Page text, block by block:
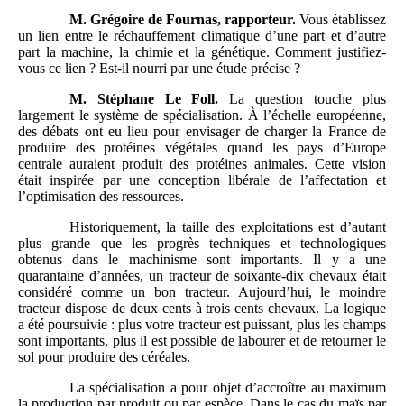
M. Grégoire de Fournas, rapporteur.Vous établissez
un lien entre le réchauffement climatique d’une part et d’autre
part la machine, la chimie et la génétique. Comment justifiez-
vous ce lien ? Est-il nourri par une étude précise ?
M.
Stéphane Le Foll. La question touche plus
largement le système de spécialisation. À l’échelle européenne,
des débats ont eu lieu pour envisager de charger la France de
produire des protéines végétales quand les pays d’Europe
centrale auraient produit des protéines animales. Cette vision
était inspirée par une conception libérale de l’affectation et
l’optimisation des ressources.
Historiquement, la taille des exploitations est d’autant
plus grande que les progrès techniques et technologiques
obtenus dans le machinisme sont importants. Il y a une
quarantaine d’années, un tracteur de soixante-dix chevaux était
considéré comme un bon tracteur. Aujourd’hui, le moindre
tracteur dispose de deux cents à trois cents chevaux. La logique
a été poursuivie : plus votre tracteur est puissant, plus les champs
sont importants, plus il est possible de labourer et de retourner le
sol pour produire des céréales.
La spécialisation a pour objet d’accroître au maximum